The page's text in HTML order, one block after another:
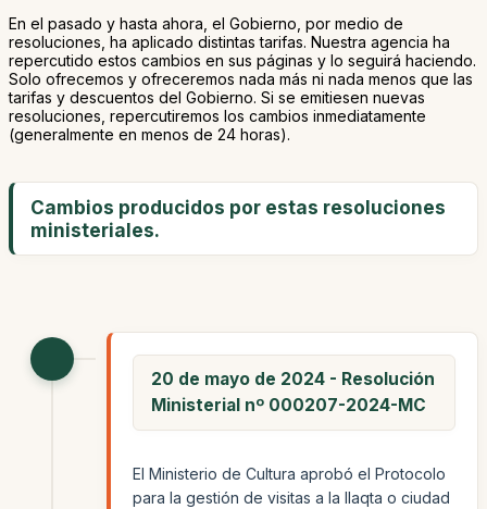
En el pasado y hasta ahora, el Gobierno, por medio de
resoluciones, ha aplicado distintas tarifas. Nuestra agencia ha
repercutido estos cambios en sus páginas y lo seguirá haciendo.
Solo ofrecemos y ofreceremos nada más ni nada menos que las
tarifas y descuentos del Gobierno. Si se emitiesen nuevas
resoluciones, repercutiremos los cambios inmediatamente
(generalmente en menos de 24 horas).
Cambios producidos por estas resoluciones
ministeriales.
20 de mayo de 2024 - Resolución
Ministerial nº 000207-2024-MC
El Ministerio de Cultura aprobó el Protocolo
para la gestión de visitas a la llaqta o ciudad